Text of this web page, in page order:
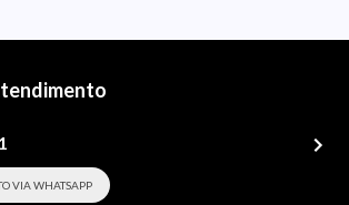
VIA WHATSAPP